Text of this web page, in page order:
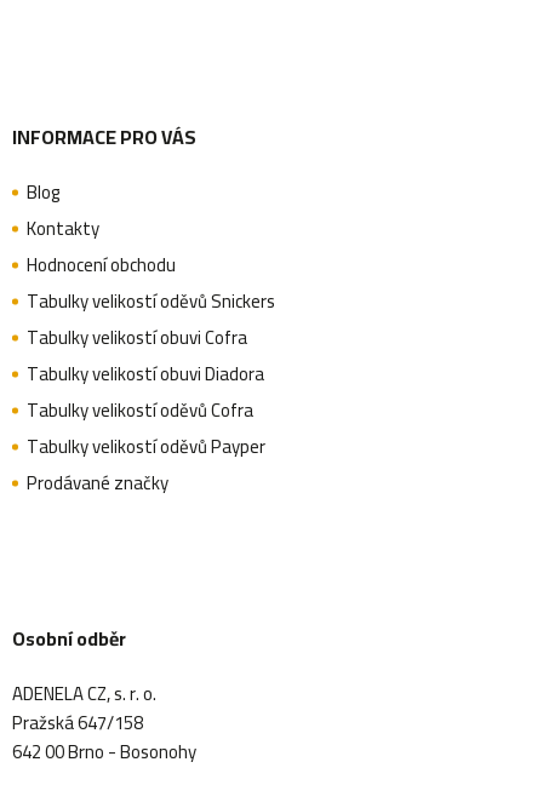
INFORMACE PRO VÁS
Blog
Kontakty
Hodnocení obchodu
Tabulky velikostí oděvů Snickers
Tabulky velikostí obuvi Cofra
Tabulky velikostí obuvi Diadora
Tabulky velikostí oděvů Cofra
Tabulky velikostí oděvů Payper
Prodávané značky
Osobní odběr
ADENELA CZ, s. r. o.
Pražská 647/158
642 00 Brno - Bosonohy